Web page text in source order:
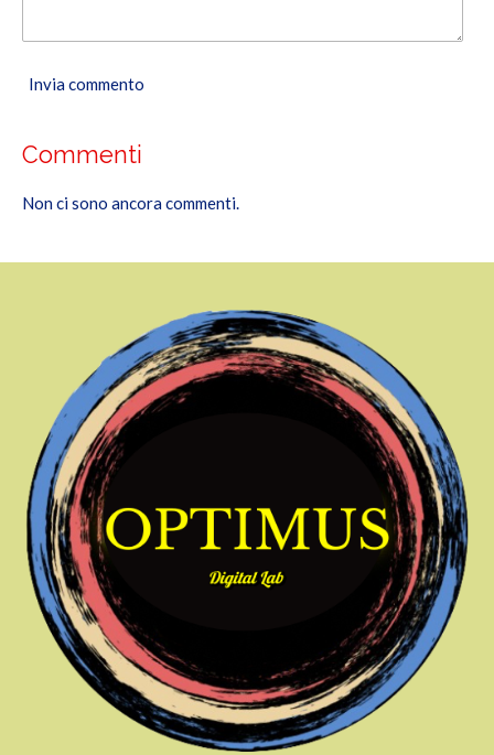
Invia commento
Commenti
Non ci sono ancora commenti.